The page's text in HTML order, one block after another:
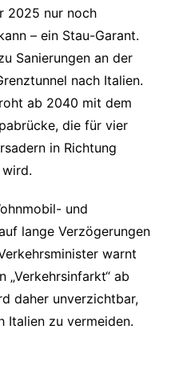
2025 nur noch
– ein Stau-Garant.
Sanierungen an der
nach Italien.
ab 2040 mit dem
die für vier
in Richtung
und
lange Verzögerungen
warnt
„Verkehrsinfarkt“ ab
daher unverzichtbar,
Italien zu vermeiden.